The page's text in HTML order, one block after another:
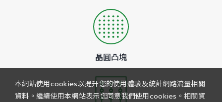
晶圓凸塊
本網站使用cookies以提升您的使用體驗及統計網路流量相關
資料。繼續使用本網站表示您同意我們使用cookies。相關資